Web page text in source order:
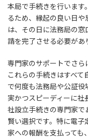
本局で手続きを行いま
るため、縁起の良い日
は、その日に法務局の
請を完了させる必要があ
専門家のサポートでさら
これらの手続きはすべ
で何度も法務局や公証
実かつスピーディーに
社設立手続きの専門家
賢い選択です。特に電
家への報酬を支払って